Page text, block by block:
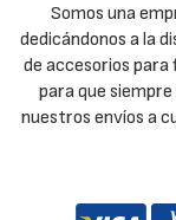
Somos una
dedicándonos a la
de accesorios
para que
nuestros envíos a